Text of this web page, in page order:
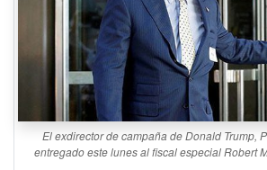
El exdirector de campaña de Donald Trump,
entregado este lunes al fiscal especial Robert